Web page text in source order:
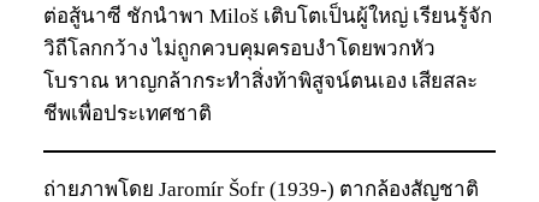
ต่อสู้นาซี ชักนำพา Miloš เติบโตเป็นผู้ใหญ่ เรียนรู้จัก
วิถีโลกกว้าง ไม่ถูกควบคุมครอบงำโดยพวกหัว
โบราณ หาญกล้ากระทำสิ่งท้าพิสูจน์ตนเอง เสียสละ
ชีพเพื่อประเทศชาติ
ถ่ายภาพโดย Jaromír Šofr (1939-) ตากล้องสัญชาติ